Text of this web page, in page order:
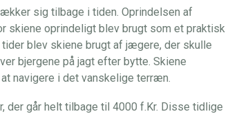
sig tilbage i tiden. Oprindelsen af
skiene oprindeligt blev brugt som et praktisk
blev skiene brugt af jægere, der skulle
bjergene på jagt efter bytte. Skiene
navigere i det vanskelige terræn.
der går helt tilbage til 4000 f.Kr. Disse tidlige